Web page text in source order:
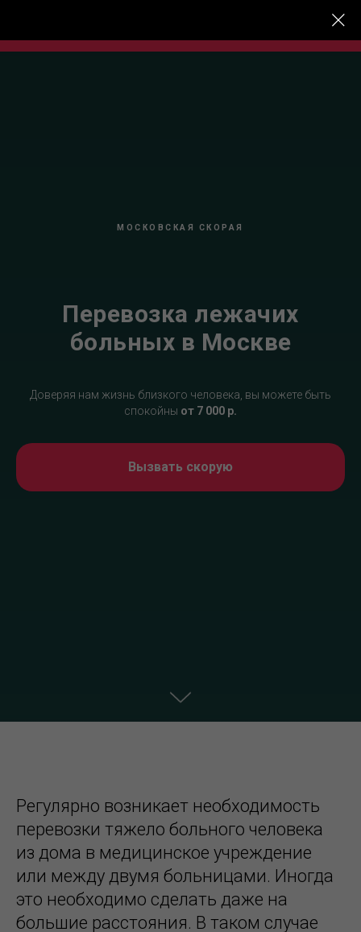
МОСКОВСКАЯ СКОРАЯ
Перевозка лежачих
больных в Москве
Доверяя нам жизнь близкого человека, вы можете быть
спокойны от 7 000 р.
Вызвать скорую
Регулярно возникает необходимость
перевозки тяжело больного человека
из дома в медицинское учреждение
или между двумя больницами. Иногда
это необходимо сделать даже на
большие расстояния. В таком случае